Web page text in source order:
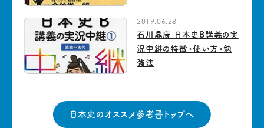
2019.06.28
石川晶康 日本史B講義の実
況中継の特徴・使い方・勉
強法
日本史のオススメ参考書トップへ